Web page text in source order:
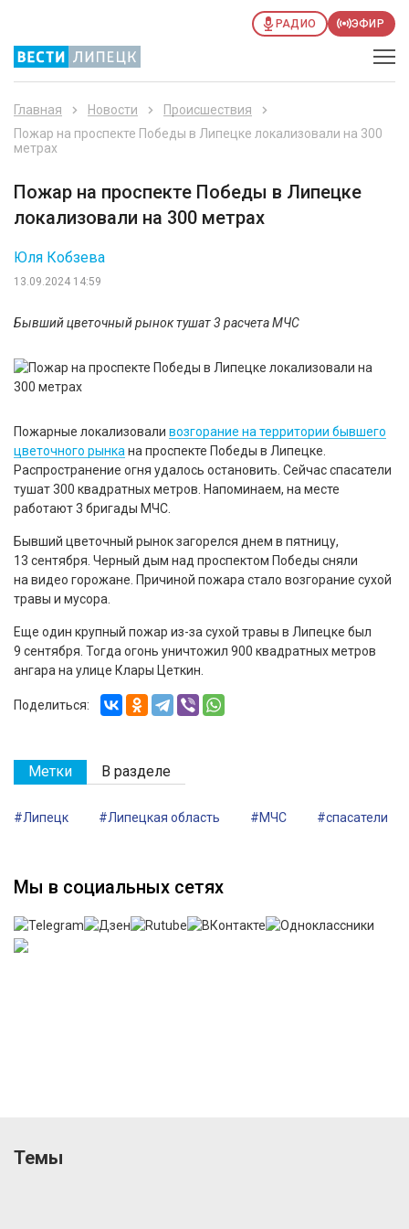
РАДИО ЭФИР
Главная Новости
Происшествия
Пожар на проспекте Победы в Липецке локализовали на 300
метрах
Пожар на проспекте Победы в Липецке
локализовали на 300 метрах
13.09.2024 14:59
Юля Кобзева
Бывший цветочный рынок тушат 3 расчета МЧС
Пожарные локализовали возгорание на территории бывшего
цветочного рынка на проспекте Победы в Липецке.
Распространение огня удалось остановить. Сейчас спасатели
тушат 300 квадратных метров. Напоминаем, на месте
работают 3 бригады МЧС.
Бывший цветочный рынок загорелся днем в пятницу,
13 сентября. Черный дым над проспектом Победы сняли
на видео горожане. Причиной пожара стало возгорание сухой
травы и мусора.
Еще один крупный пожар из-за сухой травы в Липецке был
9 сентября. Тогда огонь уничтожил 900 квадратных метров
ангара на улице Клары Цеткин.
Поделиться:
Метки В разделе
#Липецк #Липецкая область #МЧС #спасатели
Мы в социальных сетях
Темы